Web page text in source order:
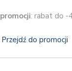
: rabat do -
Przejdź do promocji